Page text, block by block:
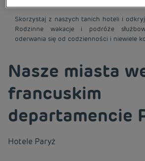
Skorzystaj z naszych tanich hoteli i
Rodzinne wakacje i podróże
oderwania się od codzienności i niewiele
Nasze miasta
francuskim
departamencie
Hotele Paryż